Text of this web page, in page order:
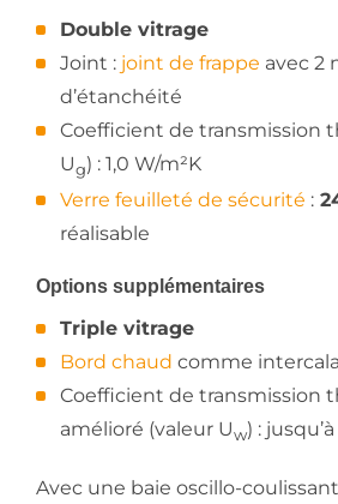
Double vitrage
Joint : joint de frappe avec 2
d’étanchéité
Coefficient de transmission
Ug) : 1,0 W/m²K
Verre feuilleté de sécurité :
réalisable
Options supplémentaires
Triple vitrage
Bord chaud comme
Coefficient de transmission
amélioré (valeur Uw) : jusqu’à
Avec une baie oscillo-